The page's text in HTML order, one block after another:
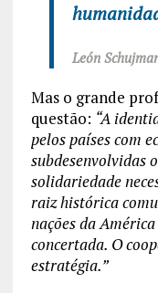
León
Mas o grande
questão: “A
pelos países com
subdesenvolvidas
solidariedade
raiz histórica
nações da
concertada. O
estratégia.”